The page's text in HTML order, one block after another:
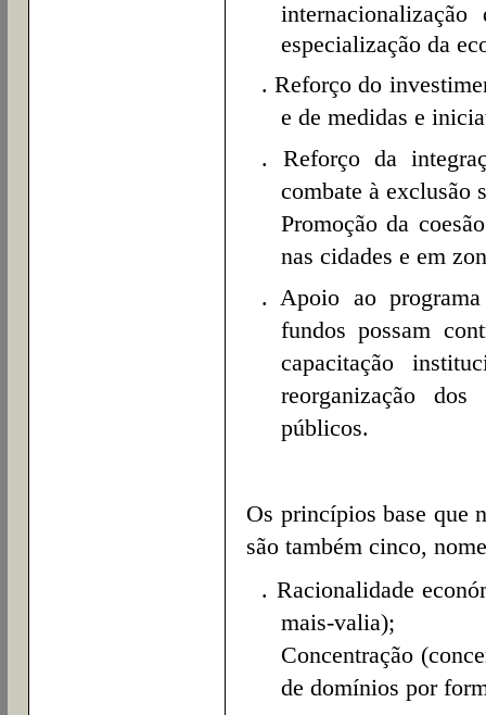
especialização da
. Reforço do
e de medidas e
. Reforço da
combate à exclusão
Promoção da
nas cidades e em
. Apoio ao
fundos possam
capacitação
reorganização
públicos.
Os princípios base que
são também cinco,
. Racionalidade
mais-valia);
Concentração
de domínios por